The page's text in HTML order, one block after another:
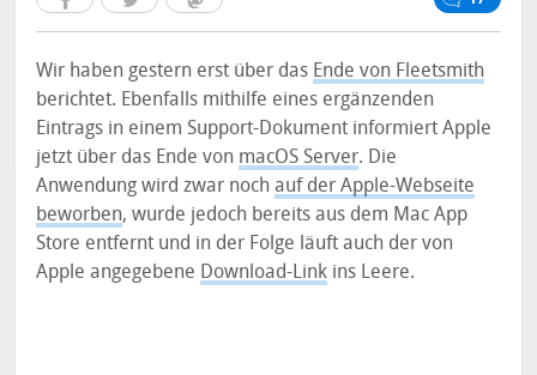
Wir haben gestern erst über das Ende von Fleetsmith
berichtet. Ebenfalls mithilfe eines ergänzenden
Eintrags in einem Support-Dokument informiert Apple
jetzt über das Ende von macOS Server. Die
Anwendung wird zwar nochauf der Apple-Webseite
beworben, wurde jedoch bereits aus dem Mac App
Store entfernt und in der Folge läuft auch der von
Apple angegebene Download-Link ins Leere.